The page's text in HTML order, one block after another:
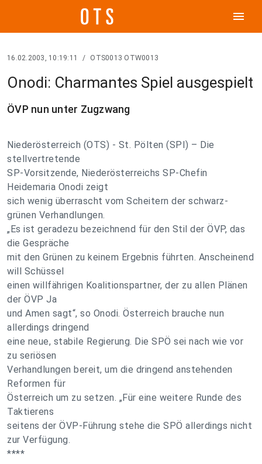
menu
16.02.2003, 10:19:11 / OTS0013 OTW0013
Onodi: Charmantes Spiel ausgespielt
ÖVP nun unter Zugzwang
Niederösterreich (OTS) - St. Pölten (SPI) – Die
stellvertretende
SP-Vorsitzende, Niederösterreichs SP-Chefin
Heidemaria Onodi zeigt
sich wenig überrascht vom Scheitern der schwarz-
grünen Verhandlungen.
„Es ist geradezu bezeichnend für den Stil der ÖVP, das
die Gespräche
mit den Grünen zu keinem Ergebnis führten. Anscheinend
will Schüssel
einen willfährigen Koalitionspartner, der zu allen Plänen
der ÖVP Ja
und Amen sagt“, so Onodi. Österreich brauche nun
allerdings dringend
eine neue, stabile Regierung. Die SPÖ sei nach wie vor
zu seriösen
Verhandlungen bereit, um die dringend anstehenden
Reformen für
Österreich um zu setzen. „Für eine weitere Runde des
Taktierens
seitens der ÖVP-Führung stehe die SPÖ allerdings nicht
zur Verfügung.
****